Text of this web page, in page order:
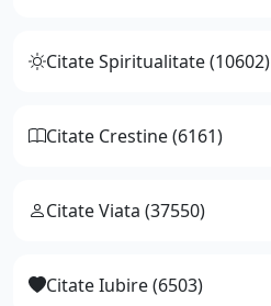
Citate Spiritualitate (10602)
Citate Crestine (6161)
Citate Viata (37550)
Citate Iubire (6503)